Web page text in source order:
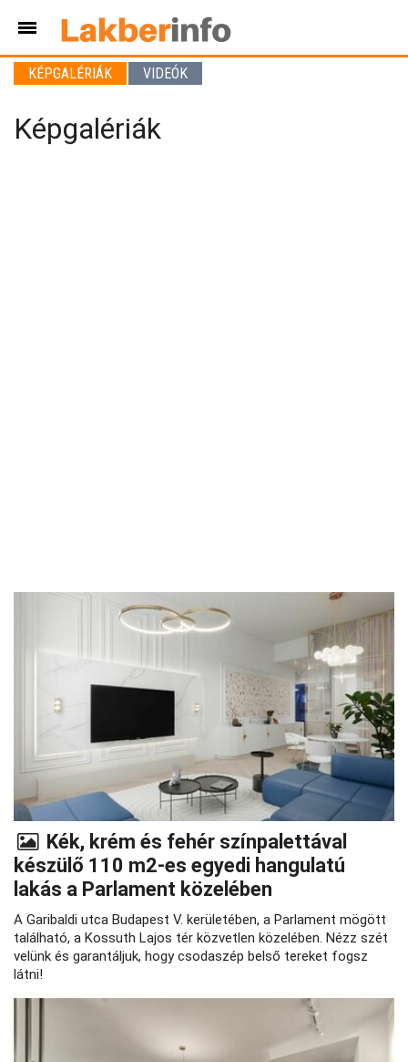
KÉPGALÉRIÁK VIDEÓK
Képgalériák
Kék, krém és fehér színpalettával
készülő 110 m2-es egyedi hangulatú
lakás a Parlament közelében
A Garibaldi utca Budapest V. kerületében, a Parlament mögött
található, a Kossuth Lajos tér közvetlen közelében. Nézz szét
velünk és garantáljuk, hogy csodaszép belső tereket fogsz
látni!